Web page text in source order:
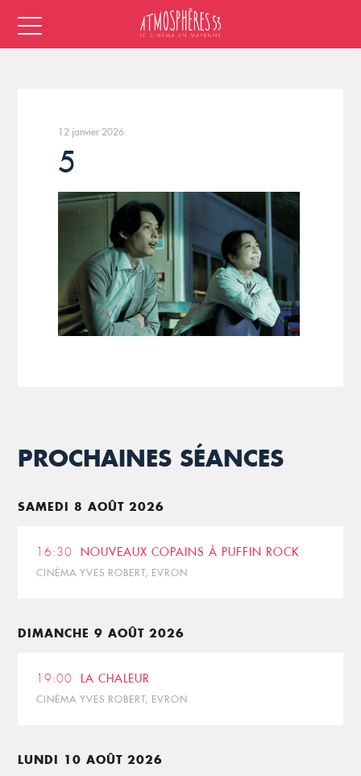
12 janvier 2026
5
PROCHAINES SÉANCES
SAMEDI 8 AOÛT 2026
16:30 NOUVEAUX COPAINS À PUFFIN ROCK
CINÉMA YVES ROBERT, EVRON
DIMANCHE 9 AOÛT 2026
19:00 LA CHALEUR
CINÉMA YVES ROBERT, EVRON
LUNDI 10 AOÛT 2026